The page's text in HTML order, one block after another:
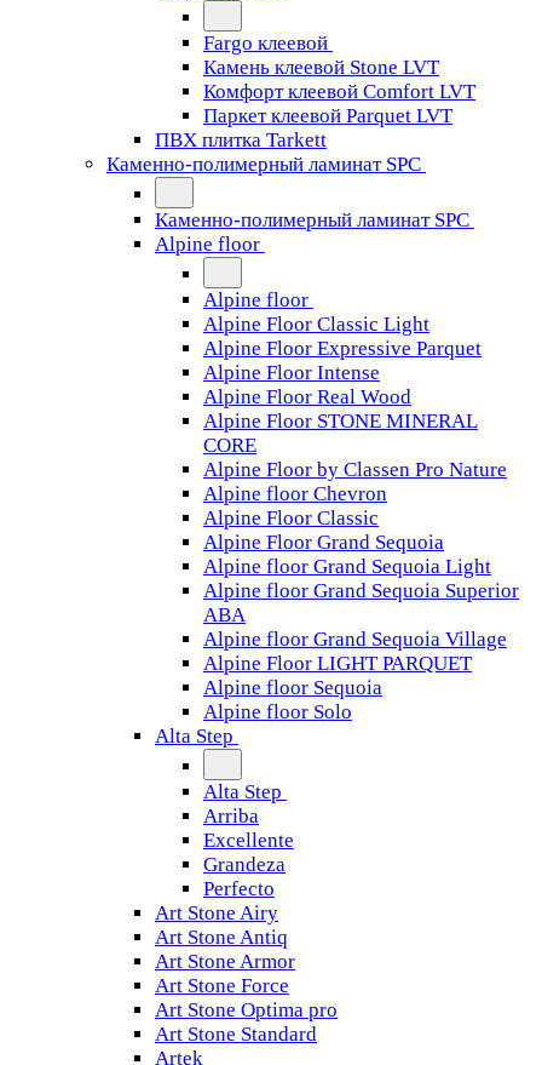
Fargo клеевой
Камень клеевой Stone LVT
Комфорт клеевой Comfort LVT
Паркет клеевой Parquet LVT
ПВХ плитка Tarkett
Каменно-полимерный ламинат SPC
Каменно-полимерный ламинат SPC
Alpine floor
Alpine floor
Alpine Floor Classic Light
Alpine Floor Expressive Parquet
Alpine Floor Intense
Alpine Floor Real Wood
Alpine Floor STONE MINERAL
CORE
Alpine Floor by Classen Pro Nature
Alpine floor Chevron
Alpine Floor Classic
Alpine Floor Grand Sequoia
Alpine floor Grand Sequoia Light
Alpine floor Grand Sequoia Superior
ABA
Alpine floor Grand Sequoia Village
Alpine Floor LIGHT PARQUET
Alpine floor Sequoia
Alpine floor Solo
Alta Step
Alta Step
Arriba
Excellente
Grandeza
Perfecto
Art Stone Airy
Art Stone Antiq
Art Stone Armor
Art Stone Force
Art Stone Optima pro
Art Stone Standard
Artek